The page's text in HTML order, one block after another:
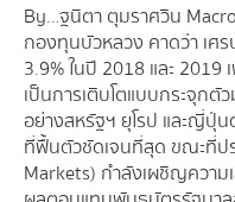
By…ฐนิตา ตุมราศวิน
กองทุนบัวหลวง คาดว่า เศ
3.9% ในปี 2018 และ 2019
เป็นการเติบโตแบบกระจุก
อย่างสหรัฐฯ ยุโรป และญี่ปุ่
ที่ฟื้นตัวชัดเจนที่สุด ขณะที่ป
Markets) กำลังเผชิญควา